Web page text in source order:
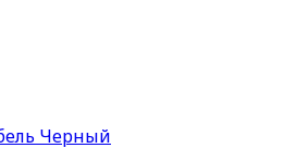
Черный